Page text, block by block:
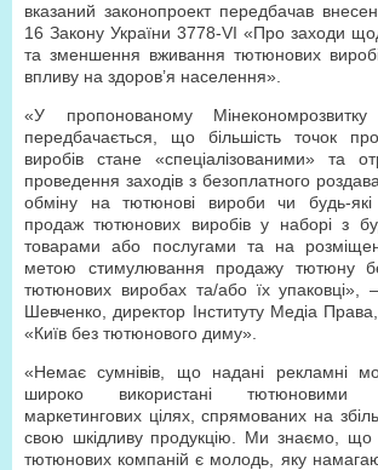
вказаний законопроект передбачав
16 Закону України 3778-VI «Про заходи
та зменшення вживання тютюнових
впливу на здоров’я населення».
«У пропонованому Мінекономрозвитку
передбачається, що більшість точок
виробів стане «спеціалізованими» та
проведення заходів з безоплатного
обміну на тютюнові вироби чи будь-
продаж тютюнових виробів у наборі з
товарами або послугами та на
метою стимулювання продажу тютюну
тютюнових виробах та/або їх
Шевченко, директор Інституту Медіа
«Київ без тютюнового диму».
«Немає сумнівів, що надані рекламні
широко використані тютюновими
маркетингових цілях, спрямованих на
свою шкідливу продукцію. Ми знаємо,
тютюнових компаній є молодь, яку